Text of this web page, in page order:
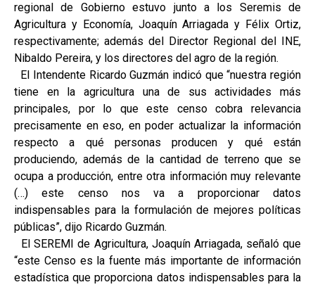
regional de Gobierno estuvo junto a los Seremis de
Agricultura y Economía, Joaquín Arriagada y Félix Ortiz,
respectivamente; además del Director Regional del INE,
Nibaldo Pereira, y los directores del agro de la región.
El Intendente Ricardo Guzmán indicó que “nuestra región
tiene en la agricultura una de sus actividades más
principales, por lo que este censo cobra relevancia
precisamente en eso, en poder actualizar la información
respecto a qué personas producen y qué están
produciendo, además de la cantidad de terreno que se
ocupa a producción, entre otra información muy relevante
(…) este censo nos va a proporcionar datos
indispensables para la formulación de mejores políticas
públicas”, dijo Ricardo Guzmán.
El SEREMI de Agricultura, Joaquín Arriagada, señaló que
“este Censo es la fuente más importante de información
estadística que proporciona datos indispensables para la